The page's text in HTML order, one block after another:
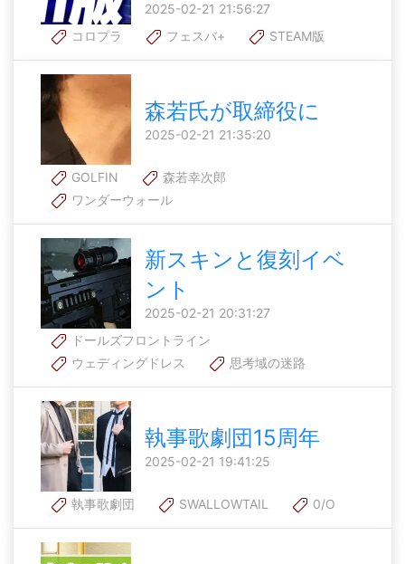
2025-02-21 21:56:27
コロプラ
フェスバ+ STEAM版
森若氏が取締役に
2025-02-21 21:35:20
GOLFIN
森若幸次郎
ワンダーウォール
新スキンと復刻イベ
ント
2025-02-21 20:31:27
ドールズフロントライン
ウェディングドレス
思考域の迷路
執事歌劇団15周年
2025-02-21 19:41:25
執事歌劇団 SWALLOWTAIL 0/O